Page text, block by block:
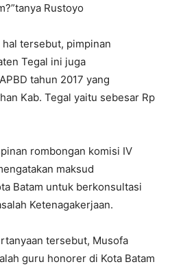
Rustoyo
tersebut, pimpinan
Tegal ini juga
tahun 2017 yang
Kab. Tegal yaitu sebesar Rp
rombongan komisi IV
maksud
Batam untuk berkonsultasi
Ketenagakerjaan.
tersebut, Musofa
guru honorer di Kota Batam